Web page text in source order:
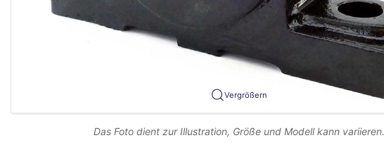
Vergrößern
Das Foto dient zur Illustration, Größe und Modell kann variieren.